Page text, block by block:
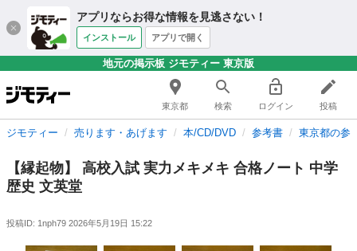
アプリならお得な情報を見逃さない！
インストール アプリで開く
地元の掲示板 ジモティー 東京版
東京都 検索 ログイン 投稿
ジモティー 売ります・あげます 本/CD/DVD 参考書 東京都の参
【縁起物】 高校入試 実力メキメキ 合格ノート 中学
歴史 文英堂
投稿ID: 1nph79 2026年5月19日 15:22